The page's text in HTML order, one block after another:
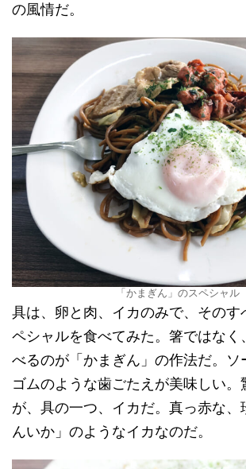
の風情だ。
「かまぎん」のスペシャル
具は、卵と肉、イカのみで、そのす
ペシャルを食べてみた。箸ではなく
べるのが「かまぎん」の作法だ。ソ
ゴムのような歯ごたえが美味しい。
が、具の一つ、イカだ。真っ赤な、
んいか」のようなイカなのだ。